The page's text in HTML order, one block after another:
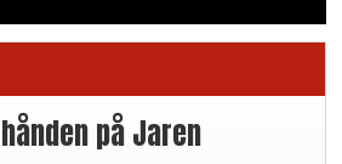
på Jaren